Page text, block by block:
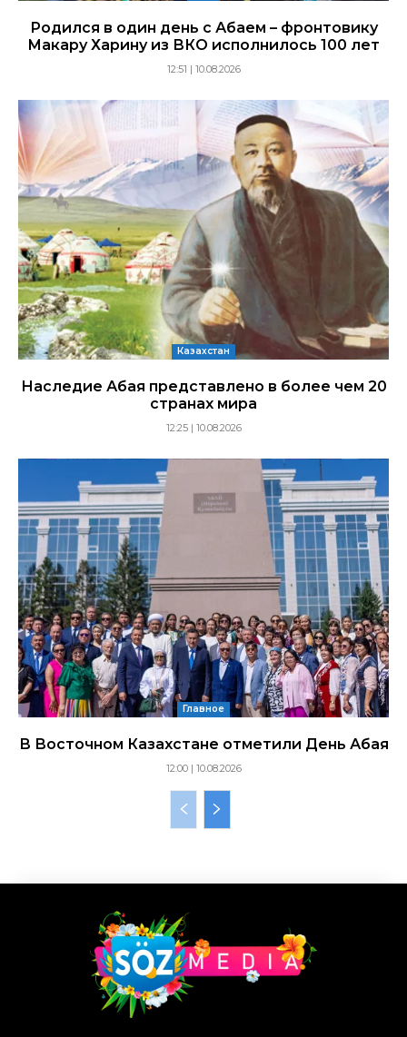
Родился в один день с Абаем – фронтовику
Макару Харину из ВКО исполнилось 100 лет
12:51 | 10.08.2026
Казахстан
Наследие Абая представлено в более чем 20
странах мира
12:25 | 10.08.2026
Главное
В Восточном Казахстане отметили День Абая
12:00 | 10.08.2026